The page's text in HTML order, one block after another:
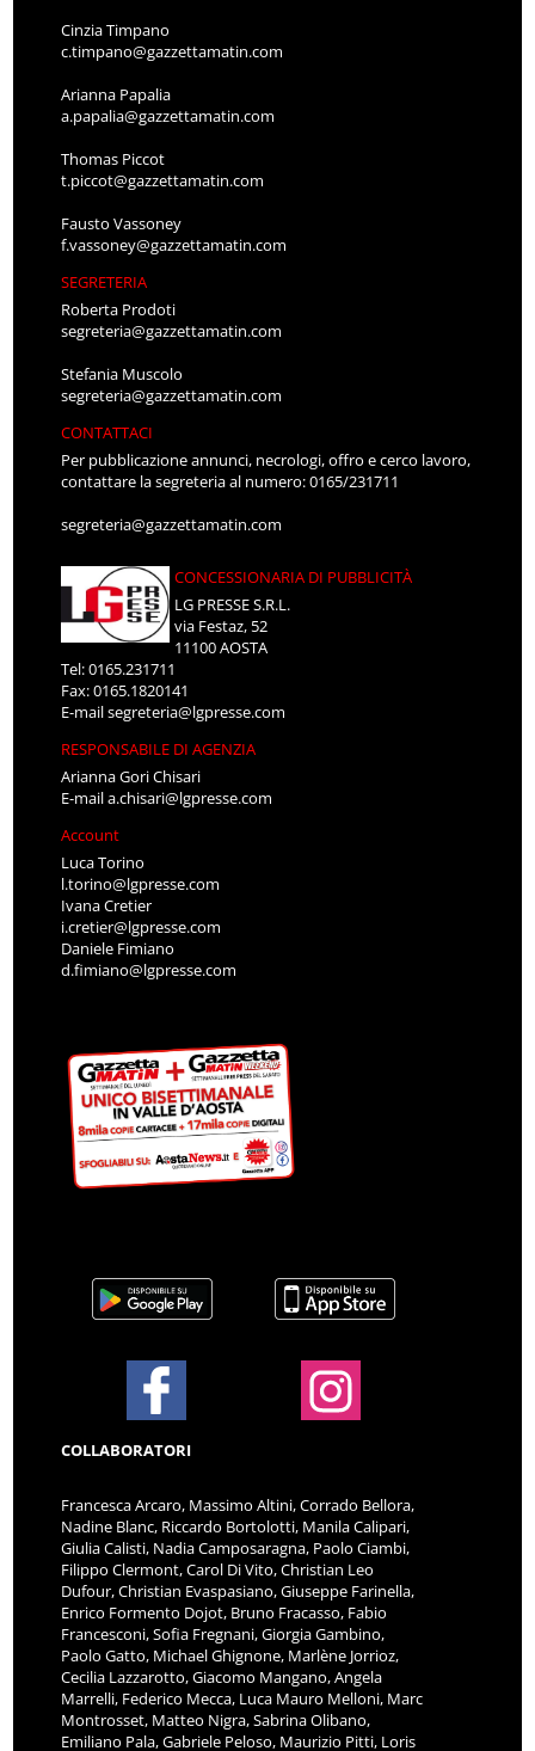
Cinzia Timpano
c.timpano@gazzettamatin.com
Arianna Papalia
a.papalia@gazzettamatin.com
Thomas Piccot
t.piccot@gazzettamatin.com
Fausto Vassoney
f.vassoney@gazzettamatin.com
SEGRETERIA
Roberta Prodoti
segreteria@gazzettamatin.com
Stefania Muscolo
segreteria@gazzettamatin.com
CONTATTACI
Per pubblicazione annunci, necrologi, offro e cerco lavoro,
contattare la segreteria al numero: 0165/231711
segreteria@gazzettamatin.com
CONCESSIONARIA DI PUBBLICITÀ
LG PRESSE S.R.L.
via Festaz, 52
11100 AOSTA
Tel: 0165.231711
Fax: 0165.1820141
E-mailsegreteria@lgpresse.com
RESPONSABILE DI AGENZIA
Arianna Gori Chisari
E-maila.chisari@lgpresse.com
Account
Luca Torino
l.torino@lgpresse.com
Ivana Cretier
i.cretier@lgpresse.com
Daniele Fimiano
d.fimiano@lgpresse.com
COLLABORATORI
Francesca Arcaro, Massimo Altini, Corrado Bellora,
Nadine Blanc, Riccardo Bortolotti, Manila Calipari,
Giulia Calisti, Nadia Camposaragna, Paolo Ciambi,
Filippo Clermont, Carol Di Vito, Christian Leo
Dufour, Christian Evaspasiano, Giuseppe Farinella,
Enrico Formento Dojot, Bruno Fracasso, Fabio
Francesconi, Sofia Fregnani, Giorgia Gambino,
Paolo Gatto, Michael Ghignone, Marlène Jorrioz,
Cecilia Lazzarotto, Giacomo Mangano, Angela
Marrelli, Federico Mecca, Luca Mauro Melloni, Marc
Montrosset, Matteo Nigra, Sabrina Olibano,
Emiliano Pala, Gabriele Peloso, Maurizio Pitti, Loris